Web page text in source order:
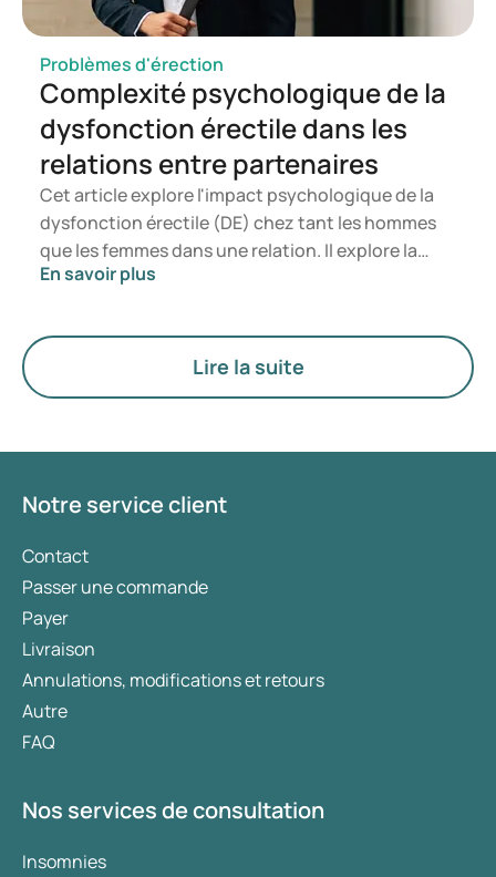
Problèmes d'érection
Complexité psychologique de la
dysfonction érectile dans les
relations entre partenaires
Cet article explore l'impact psychologique de la
dysfonction érectile (DE) chez tant les hommes
que les femmes dans une relation. Il explore la
manière dont les relations, fondées sur
responsabilité et la vulnérabilité, sont affectées
lorsque l'intimité sexuelle est touchée par la
dysfonction érectile. Vous trouverez ci-après des
En savoir plus
Lire la suite
Notre service client
Contact
Passer une commande
Payer
Livraison
Annulations, modifications et retours
Autre
FAQ
Nos services de consultation
Insomnies